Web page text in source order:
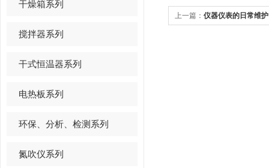
干燥箱系列
搅拌器系列
干式恒温器系列
电热板系列
环保、分析、检测系列
氮吹仪系列
上一篇： 仪器仪表的日常维护